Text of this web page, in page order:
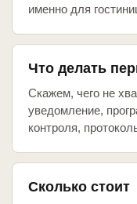
именно для
Что делать
Скажем, чего не
уведомление,
контроля,
Сколько стоит